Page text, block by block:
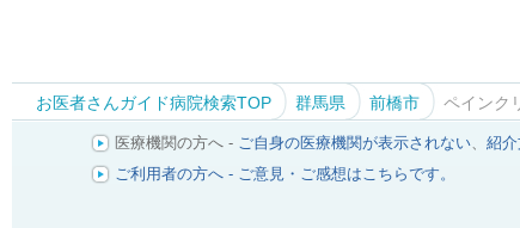
お医者さんガイド病院検索TOP 群馬県 前橋市 ペインク
医療機関の方へ - ご自身の医療機関が表示されない、紹
ご利用者の方へ - ご意見・ご感想はこちらです。